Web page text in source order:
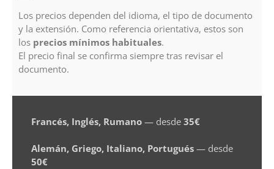
Los precios dependen del idioma, el tipo de documento
y la extensión. Como referencia orientativa, estos son
los precios mínimos habituales.
El precio final se confirma siempre tras revisar el
documento.
Francés, Inglés, Rumano — desde 35€
Alemán, Griego, Italiano, Portugués — desde
50€